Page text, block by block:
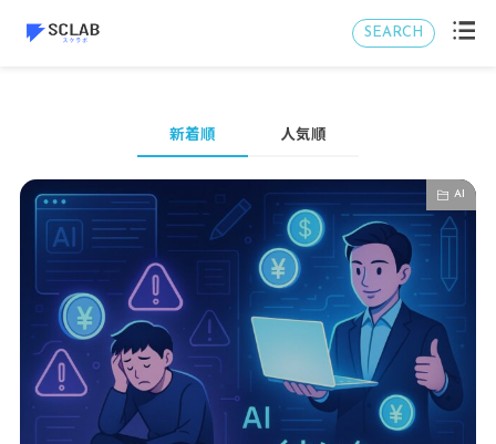
SEARCH
新着順 人気順
AI